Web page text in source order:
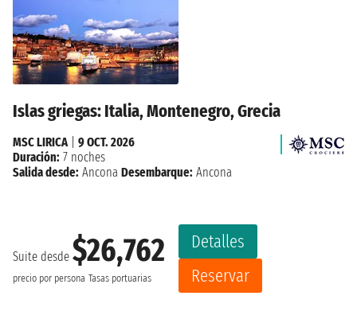
Islas griegas: Italia, Montenegro, Grecia
Suite desde $26,762
precio por persona Tasas portuarias
Detalles
Reservar
MSC LIRICA| 9 OCT. 2026
Duración: 7 noches
Salida desde: Ancona Desembarque: Ancona